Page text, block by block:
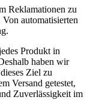
Reklamationen zu
automatisierten
Produkt in
haben wir
Ziel zu
Versand getestet,
Zuverlässigkeit im